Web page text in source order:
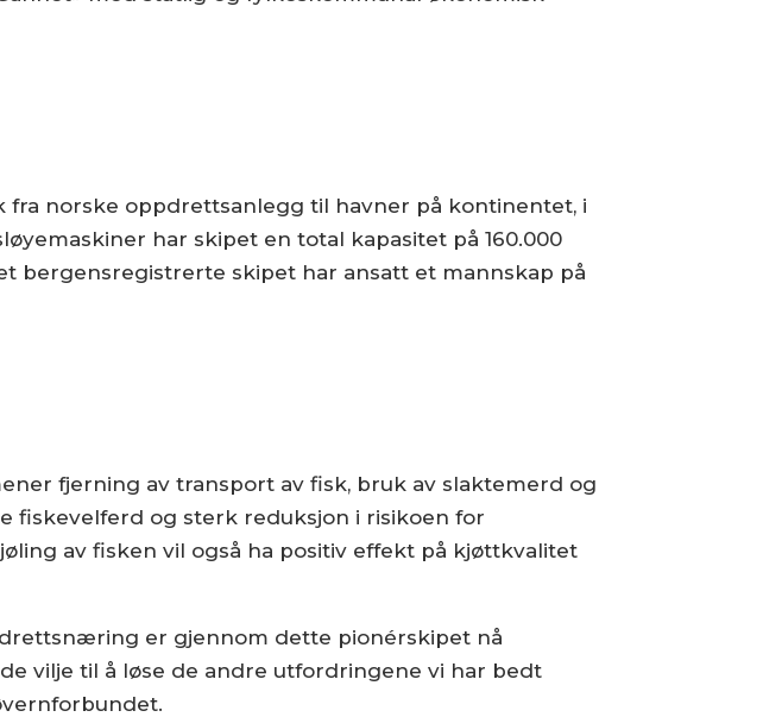
fra norske oppdrettsanlegg til havner på kontinentet, i
har skipet en total kapasitet på 160.000
bergensregistrerte skipet har ansatt et mannskap på
fjerning av transport av fisk, bruk av slaktemerd og
fiskevelferd og sterk reduksjon i risikoen for
av fisken vil også ha positiv effekt på kjøttkvalitet
er gjennom dette pionérskipet nå
vilje til å løse de andre utfordringene vi har bedt